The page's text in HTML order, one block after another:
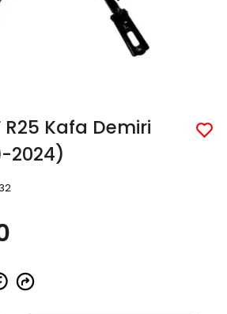
Kafa Demiri
2024)